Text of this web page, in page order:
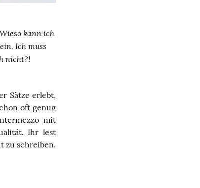
kann ich
Ich muss
nicht?!
Sätze erlebt,
oft genug
mit
Ihr lest
zu schreiben.